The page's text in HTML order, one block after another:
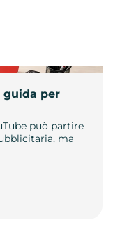
guida per
può partire
ma